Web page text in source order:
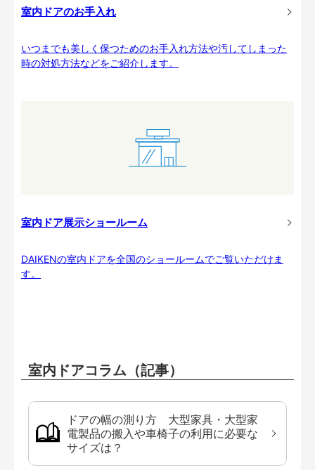
室内ドアのお手入れ
いつまでも美しく保つためのお手入れ方法や汚してしまった
時の対処方法などをご紹介します。
室内ドア展示ショールーム
DAIKENの室内ドアを全国のショールームでご覧いただけま
す。
室内ドアコラム（記事）
ドアの幅の測り方 大型家具・大型家
電製品の搬入や車椅子の利用に必要な
サイズは？